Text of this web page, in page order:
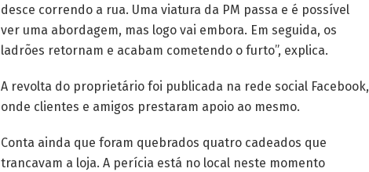
desce correndo a rua. Uma viatura da PM passa e é possível
ver uma abordagem, mas logo vai embora. Em seguida, os
ladrões retornam e acabam cometendo o furto”, explica.
A revolta do proprietário foi publicada na rede social Facebook,
onde clientes e amigos prestaram apoio ao mesmo.
Conta ainda que foram quebrados quatro cadeados que
trancavam a loja. A perícia está no local neste momento